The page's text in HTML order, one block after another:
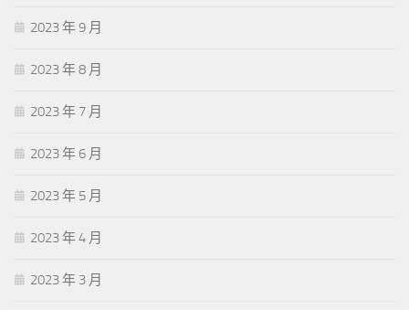
2023 年 9 月
2023 年 8 月
2023 年 7 月
2023 年 6 月
2023 年 5 月
2023 年 4 月
2023 年 3 月